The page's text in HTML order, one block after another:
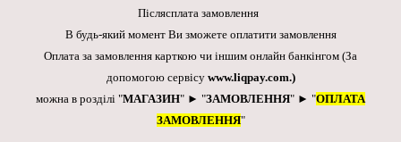
Післясплата замовлення
В будь-який момент Ви зможете оплатити замовлення
Оплата за замовлення карткою чи іншим онлайн банкінгом (За
допомогою сервісу www.liqpay.com.)
можна в розділі "МАГАЗИН" ► "ЗАМОВЛЕННЯ" ► "ОПЛАТА
ЗАМОВЛЕННЯ"